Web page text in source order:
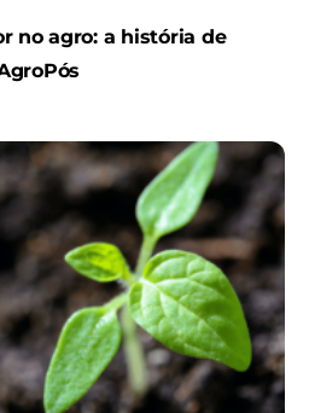
no agro: a história de